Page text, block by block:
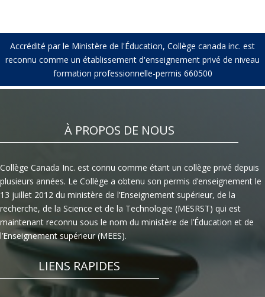
Accrédité par le Ministère de l'Éducation, Collège canada inc. est
reconnu comme un établissement d'enseignement privé de niveau
formation professionnelle-permis 660500
À PROPOS DE NOUS
Collège Canada Inc. est connu comme étant un collège privé depuis
plusieurs années. Le Collège a obtenu son permis d’enseignement le
13 juillet 2012 du ministère de l’Enseignement supérieur, de la
recherche, de la Science et de la Technologie (MESRST) qui est
maintenant reconnu sous le nom du ministère de l’Éducation et de
l’Enseignement supérieur (MEES).
LIENS RAPIDES